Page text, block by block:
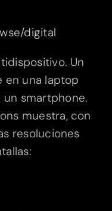
digital
Un
en una laptop
smartphone.
muestra, con
resoluciones